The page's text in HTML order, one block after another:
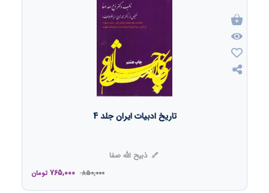
تاریخ ادبیات ایران جلد 4
ذبیح الله صفا
850,000
765,000 تومان